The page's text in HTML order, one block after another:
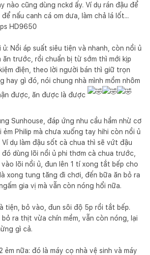
nào cũng dùng nckd ấy. Ví dụ rán đậu để
nấu canh cá om dưa, làm chả lá lốt...
HD9650
Nồi áp suất siêu tiện và nhanh, còn nồi ủ
ăn trước, rồi chuẩn bị từ sớm thì mới kịp
điện, theo lời người bán thì giữ trọn
hay gì đó, nói chung nhà mình mồm nhôm
được, ăn được là được
Sunhouse, đáp ứng nhu cầu hầm nhừ cơ
ẻm Philip mà chưa xuống tay hihi còn nồi ủ
Ví dụ làm đậu sốt cà chua thì sẽ vứt đậu
dùng lõi nồi ủ phi thơm cà chua trước,
lõi nồi ủ, đun lên 1 tí xong tắt bếp cho
xong tung tăng đi chơi, đến bữa ăn bỏ ra
gia vị mà vẫn còn nóng hổi nữa.
tiện, bỏ vào, đun sôi độ 5p rồi tắt bếp.
bỏ ra thịt vừa chín mềm, vẫn còn nóng, lại
gì cả.
ẻm nữa: đó là máy cọ nhà vệ sinh và máy